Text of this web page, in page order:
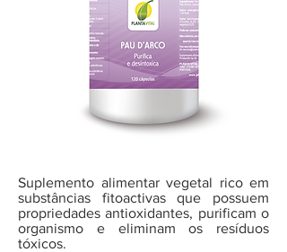
Suplemento alimentar vegetal rico em
substâncias fitoactivas que possuem
propriedades antioxidantes, purificam o
organismo e eliminam os resíduos
tóxicos.